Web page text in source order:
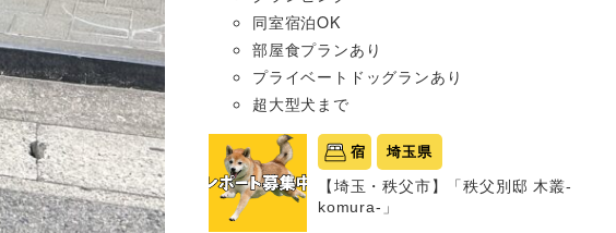
同室宿泊OK
部屋食プランあり
プライベートドッグランあり
超大型犬まで
宿 埼玉県
【埼玉・秩父市】「秩父別邸 木叢-
komura-」